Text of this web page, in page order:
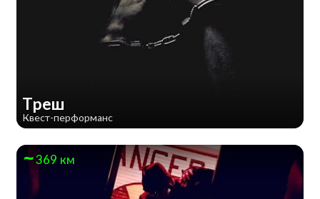
Треш
Квест-перформанс
369 км